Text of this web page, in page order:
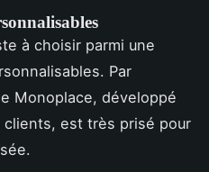
à choisir parmi une
Par
Monoplace, développé
est très prisé pour